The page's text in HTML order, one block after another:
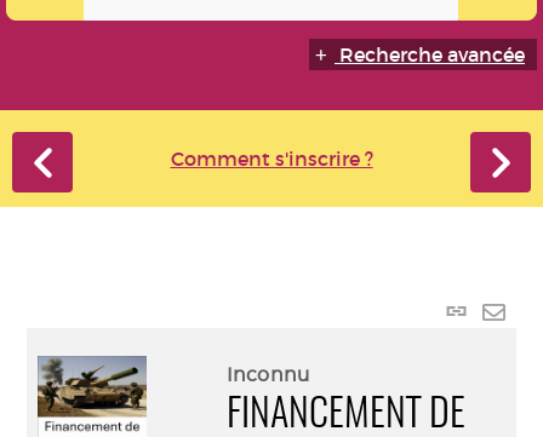
Recherche avancée
Comment s'inscrire ?
Lien
Inconnu
FINANCEMENT DE